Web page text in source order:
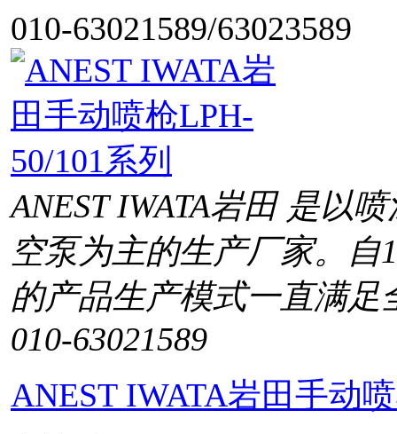
010-63021589/63023589
ANEST IWATA岩田 是以
空泵为主的生产厂家。自
的产品生产模式一直满足
010-63021589
ANEST IWATA岩田手动